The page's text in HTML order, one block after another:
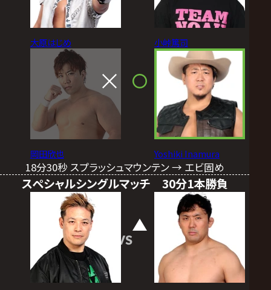
大原はじめ
岡田欣也
小峠篤司
Yoshiki Inamura
18分30秒 スプラッシュマウンテン → エビ固め
スペシャルシングルマッチ 30分1本勝負
VS